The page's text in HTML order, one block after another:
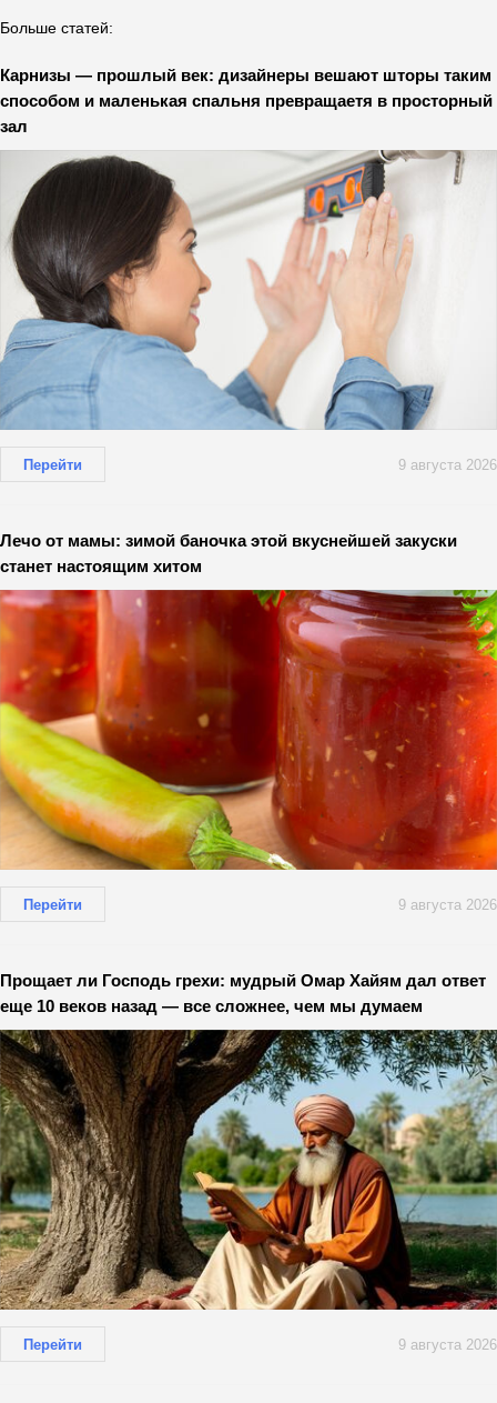
Больше статей:
Карнизы — прошлый век: дизайнеры вешают шторы таким
способом и маленькая спальня превращаетя в просторный
зал
Перейти 9 августа 2026
Лечо от мамы: зимой баночка этой вкуснейшей закуски
станет настоящим хитом
Перейти 9 августа 2026
Прощает ли Господь грехи: мудрый Омар Хайям дал ответ
еще 10 веков назад — все сложнее, чем мы думаем
Перейти 9 августа 2026